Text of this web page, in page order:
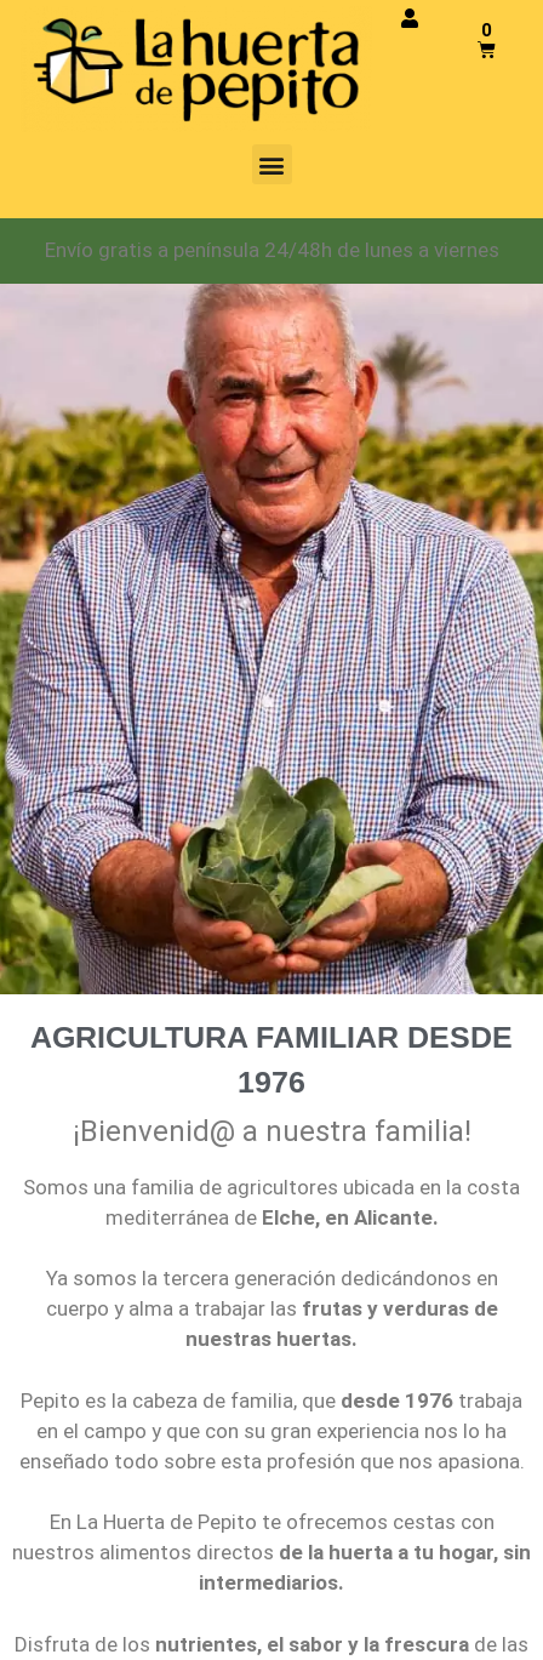
0
Envío gratis a península 24/48h de lunes a viernes
AGRICULTURA FAMILIAR DESDE
1976
¡Bienvenid@ a nuestra familia!
Somos una familia de agricultores ubicada en la costa
mediterránea de Elche, en Alicante.
Ya somos la tercera generación dedicándonos en
cuerpo y alma a trabajar las frutas y verduras de
nuestras huertas.
Pepito es la cabeza de familia, que desde 1976 trabaja
en el campo y que con su gran experiencia nos lo ha
enseñado todo sobre esta profesión que nos apasiona.
En La Huerta de Pepito te ofrecemos cestas con
nuestros alimentos directos de la huerta a tu hogar, sin
intermediarios.
Disfruta de los nutrientes, el sabor y la frescura de las